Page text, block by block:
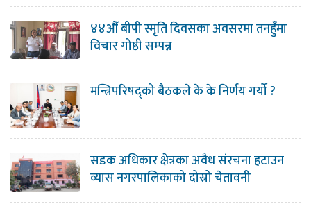
४४औँ बीपी स्मृति दिवसका अवसरमा तनहुँमा
विचार गोष्ठी सम्पन्न
मन्त्रिपरिषद्को बैठकले के के निर्णय गर्यो ?
सडक अधिकार क्षेत्रका अवैध संरचना हटाउन
व्यास नगरपालिकाको दोस्रो चेतावनी